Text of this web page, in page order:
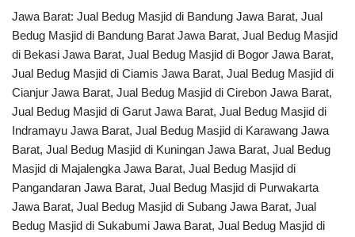
Jawa Barat: Jual Bedug Masjid di Bandung Jawa Barat, Jual
Bedug Masjid di Bandung Barat Jawa Barat, Jual Bedug Masjid
di Bekasi Jawa Barat, Jual Bedug Masjid di Bogor Jawa Barat,
Jual Bedug Masjid di Ciamis Jawa Barat, Jual Bedug Masjid di
Cianjur Jawa Barat, Jual Bedug Masjid di Cirebon Jawa Barat,
Jual Bedug Masjid di Garut Jawa Barat, Jual Bedug Masjid di
Indramayu Jawa Barat, Jual Bedug Masjid di Karawang Jawa
Barat, Jual Bedug Masjid di Kuningan Jawa Barat, Jual Bedug
Masjid di Majalengka Jawa Barat, Jual Bedug Masjid di
Pangandaran Jawa Barat, Jual Bedug Masjid di Purwakarta
Jawa Barat, Jual Bedug Masjid di Subang Jawa Barat, Jual
Bedug Masjid di Sukabumi Jawa Barat, Jual Bedug Masjid di